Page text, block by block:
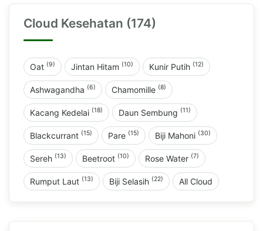
Cloud Kesehatan (174)
Oat (9) Jintan Hitam (10) Kunir Putih (12)
Ashwagandha (6) Chamomille (8)
Kacang Kedelai (18) Daun Sembung (11)
Blackcurrant (15) Pare (15) Biji Mahoni (30)
Sereh (13) Beetroot (10) Rose Water (7)
Rumput Laut (13) Biji Selasih (22) All Cloud